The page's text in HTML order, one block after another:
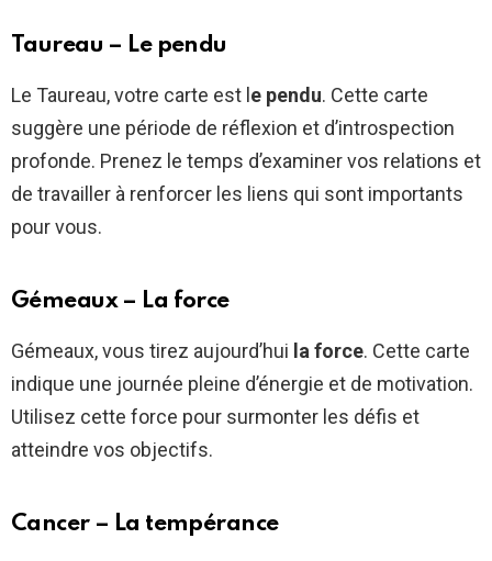
Taureau – Le pendu
Le Taureau, votre carte est l e pendu. Cette carte
suggère une période de réflexion et d’introspection
profonde. Prenez le temps d’examiner vos relations et
de travailler à renforcer les liens qui sont importants
pour vous.
Gémeaux – La force
Gémeaux, vous tirez aujourd’hui la force. Cette carte
indique une journée pleine d’énergie et de motivation.
Utilisez cette force pour surmonter les défis et
atteindre vos objectifs.
Cancer – La tempérance